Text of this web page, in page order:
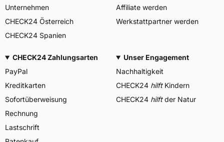
Unternehmen
CHECK24 Österreich
CHECK24 Spanien
Affiliate werden
Werkstattpartner werden
CHECK24 Zahlungsarten
PayPal
Kreditkarten
Sofortüberweisung
Rechnung
Lastschrift
Unser Engagement
Nachhaltigkeit
CHECK24 hilftKindern
CHECK24 hilftder Natur